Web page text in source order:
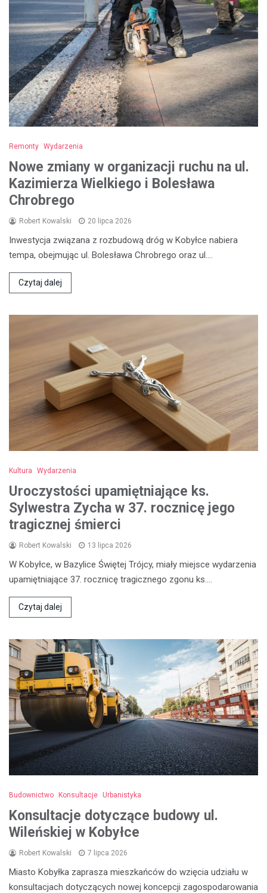
Remonty Wydarzenia
Nowe zmiany w organizacji ruchu na ul.
Kazimierza Wielkiego i Bolesława
Chrobrego
Robert Kowalski 20 lipca 2026
Inwestycja związana z rozbudową dróg w Kobyłce nabiera
tempa, obejmując ul. Bolesława Chrobrego oraz ul.…
Czytaj dalej
Kultura Wydarzenia
Uroczystości upamiętniające ks.
Sylwestra Zycha w 37. rocznicę jego
tragicznej śmierci
Robert Kowalski 13 lipca 2026
W Kobyłce, w Bazylice Świętej Trójcy, miały miejsce wydarzenia
upamiętniające 37. rocznicę tragicznego zgonu ks.…
Czytaj dalej
Budownictwo Konsultacje Urbanistyka
Konsultacje dotyczące budowy ul.
Wileńskiej w Kobyłce
Robert Kowalski 7 lipca 2026
Miasto Kobyłka zaprasza mieszkańców do wzięcia udziału w
konsultacjach dotyczących nowej koncepcji zagospodarowania